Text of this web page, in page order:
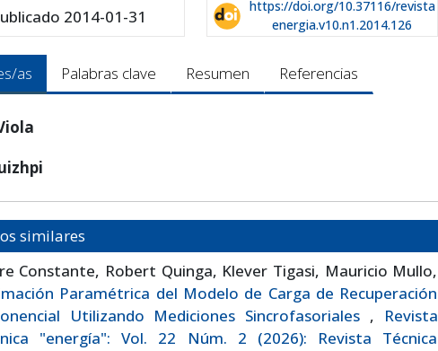
2014-01-31
https://doi.org/10.37116/revista
energia.v10.n1.2014.126
as Palabras clave Resumen Referencias
similares
Constante, Robert Quinga, Klever Tigasi, Mauricio Mullo,
Paramétrica del Modelo de Carga de Recuperación
Utilizando Mediciones Sincrofasoriales ,
Revista
"energía": Vol. 22 Núm. 2 (2026): Revista Técnica